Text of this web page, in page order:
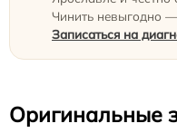
Чинить невыгодно
Записаться на
Оригинальные